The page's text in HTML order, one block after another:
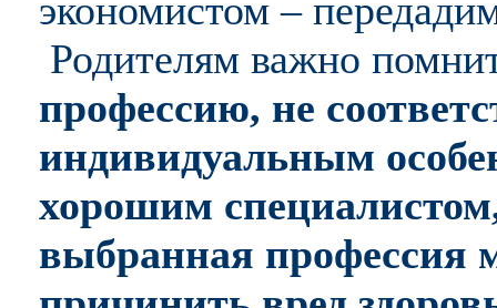
экономистом –
Родителям важно
профессию, не
индивидуальным
хорошим
выбранная профессия